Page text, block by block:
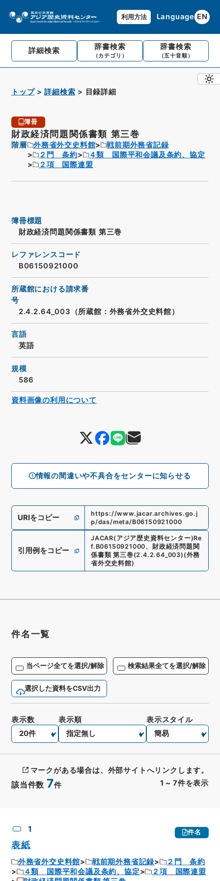
利用方法 Language EN
詳細検索 辞書検索
（カテゴリ）
辞書検索
（五十音順）
トップ 詳細検索 目録詳細
簿冊
財政経済問題関係書類 第三巻
階層 外務省外交史料館
戦前期外務省記録
２門 条約
４類 国際平和会議及条約、協定
２項 国際連盟
情報の間違いや不具合をセンターに知らせる
簿冊標題
財政経済問題関係書類 第三巻
レファレンスコード
B06150921000
所蔵館における請求番
号
2.4.2.64_003（所蔵館：外務省外交史料館）
言語
英語
規模
586
URIをコピー
https://www.jacar.archives.go.j
p/das/meta/B06150921000
引用例をコピー
JACAR(アジア歴史資料センター)Re
f. B06150921000、 財政経済問題関
係書類 第三巻(2.4.2.64_003) (外務
省外交史料館)
資料画像の利用について
件名一覧
当ページ全てを選択/解除 検索結果全てを選択/解除
選択した資料をCSV出力
該当件数 7件 1 ~ 7件を表示
表示数 表示順 表示スタイル
マークがある場合は、外部サイトへリンクします。
1 件名
表紙
外務省外交史料館 戦前期外務省記録
２門 条約
４類 国際平和会議及条約、協定
２項 国際連盟